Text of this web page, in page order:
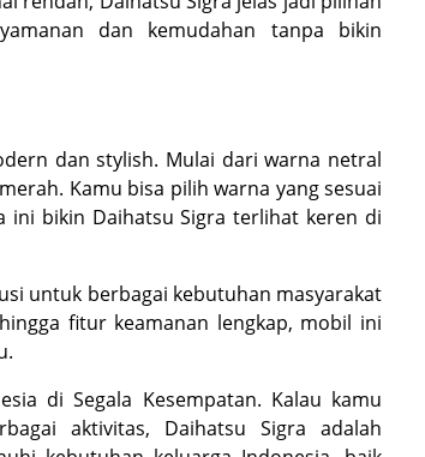
dan kemudahan tanpa bikin
dan stylish. Mulai dari warna netral
Kamu bisa pilih warna yang sesuai
ini bikin Daihatsu Sigra terlihat keren di
untuk berbagai kebutuhan masyarakat
fitur keamanan lengkap, mobil ini
di Segala Kesempatan. Kalau kamu
aktivitas, Daihatsu Sigra adalah